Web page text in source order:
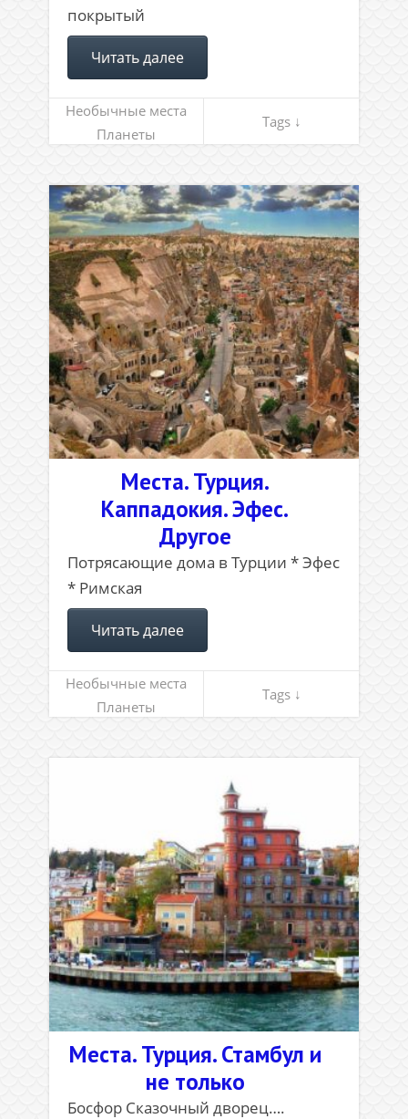
покрытый
Читать далее
Необычные места
Планеты
Tags ↓
Места. Турция.
Каппадокия. Эфес.
Другое
Потрясающие дома в Турции * Эфес
* Римская
Читать далее
Необычные места
Планеты
Tags ↓
Места. Турция. Стамбул и
не только
Босфор Сказочный дворец….